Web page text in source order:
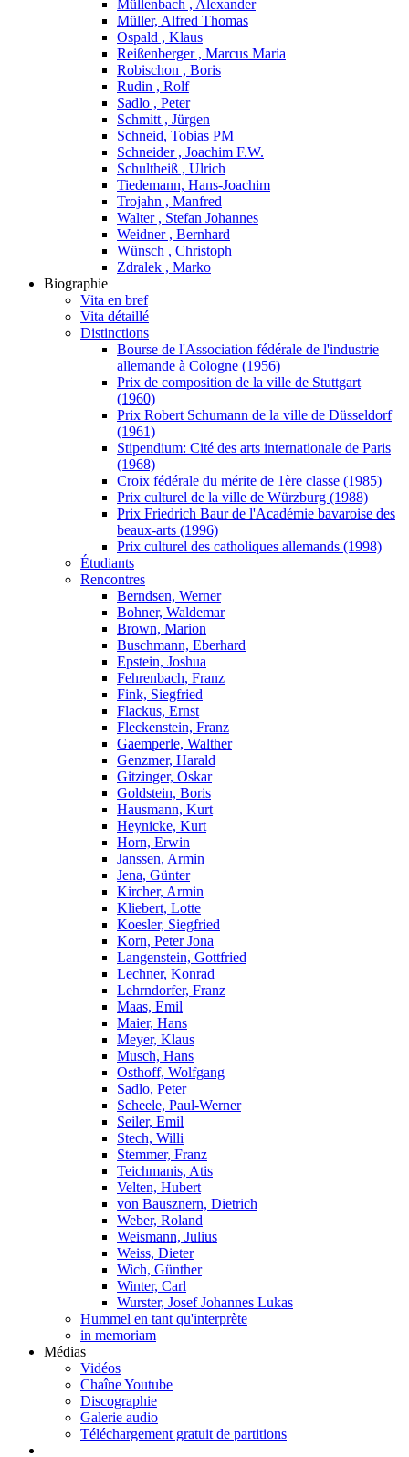
Müllenbach , Alexander
Müller, Alfred Thomas
Ospald , Klaus
Reißenberger , Marcus Maria
Robischon , Boris
Rudin , Rolf
Sadlo , Peter
Schmitt , Jürgen
Schneid, Tobias PM
Schneider , Joachim F.W.
Schultheiß , Ulrich
Tiedemann, Hans-Joachim
Trojahn , Manfred
Walter , Stefan Johannes
Weidner , Bernhard
Wünsch , Christoph
Zdralek , Marko
Biographie
Vita en bref
Vita détaillé
Distinctions
Bourse de l'Association fédérale de l'industrie
allemande à Cologne (1956)
Prix de composition de la ville de Stuttgart
(1960)
Prix Robert Schumann de la ville de Düsseldorf
(1961)
Stipendium: Cité des arts internationale de Paris
(1968)
Croix fédérale du mérite de 1ère classe (1985)
Prix culturel de la ville de Würzburg (1988)
Prix Friedrich Baur de l'Académie bavaroise des
beaux-arts (1996)
Prix culturel des catholiques allemands (1998)
Étudiants
Rencontres
Berndsen, Werner
Bohner, Waldemar
Brown, Marion
Buschmann, Eberhard
Epstein, Joshua
Fehrenbach, Franz
Fink, Siegfried
Flackus, Ernst
Fleckenstein, Franz
Gaemperle, Walther
Genzmer, Harald
Gitzinger, Oskar
Goldstein, Boris
Hausmann, Kurt
Heynicke, Kurt
Horn, Erwin
Janssen, Armin
Jena, Günter
Kircher, Armin
Kliebert, Lotte
Koesler, Siegfried
Korn, Peter Jona
Langenstein, Gottfried
Lechner, Konrad
Lehrndorfer, Franz
Maas, Emil
Maier, Hans
Meyer, Klaus
Musch, Hans
Osthoff, Wolfgang
Sadlo, Peter
Scheele, Paul-Werner
Seiler, Emil
Stech, Willi
Stemmer, Franz
Teichmanis, Atis
Velten, Hubert
von Bausznern, Dietrich
Weber, Roland
Weismann, Julius
Weiss, Dieter
Wich, Günther
Winter, Carl
Wurster, Josef Johannes Lukas
Hummel en tant qu'interprète
in memoriam
Médias
Vidéos
Chaîne Youtube
Discographie
Galerie audio
Téléchargement gratuit de partitions